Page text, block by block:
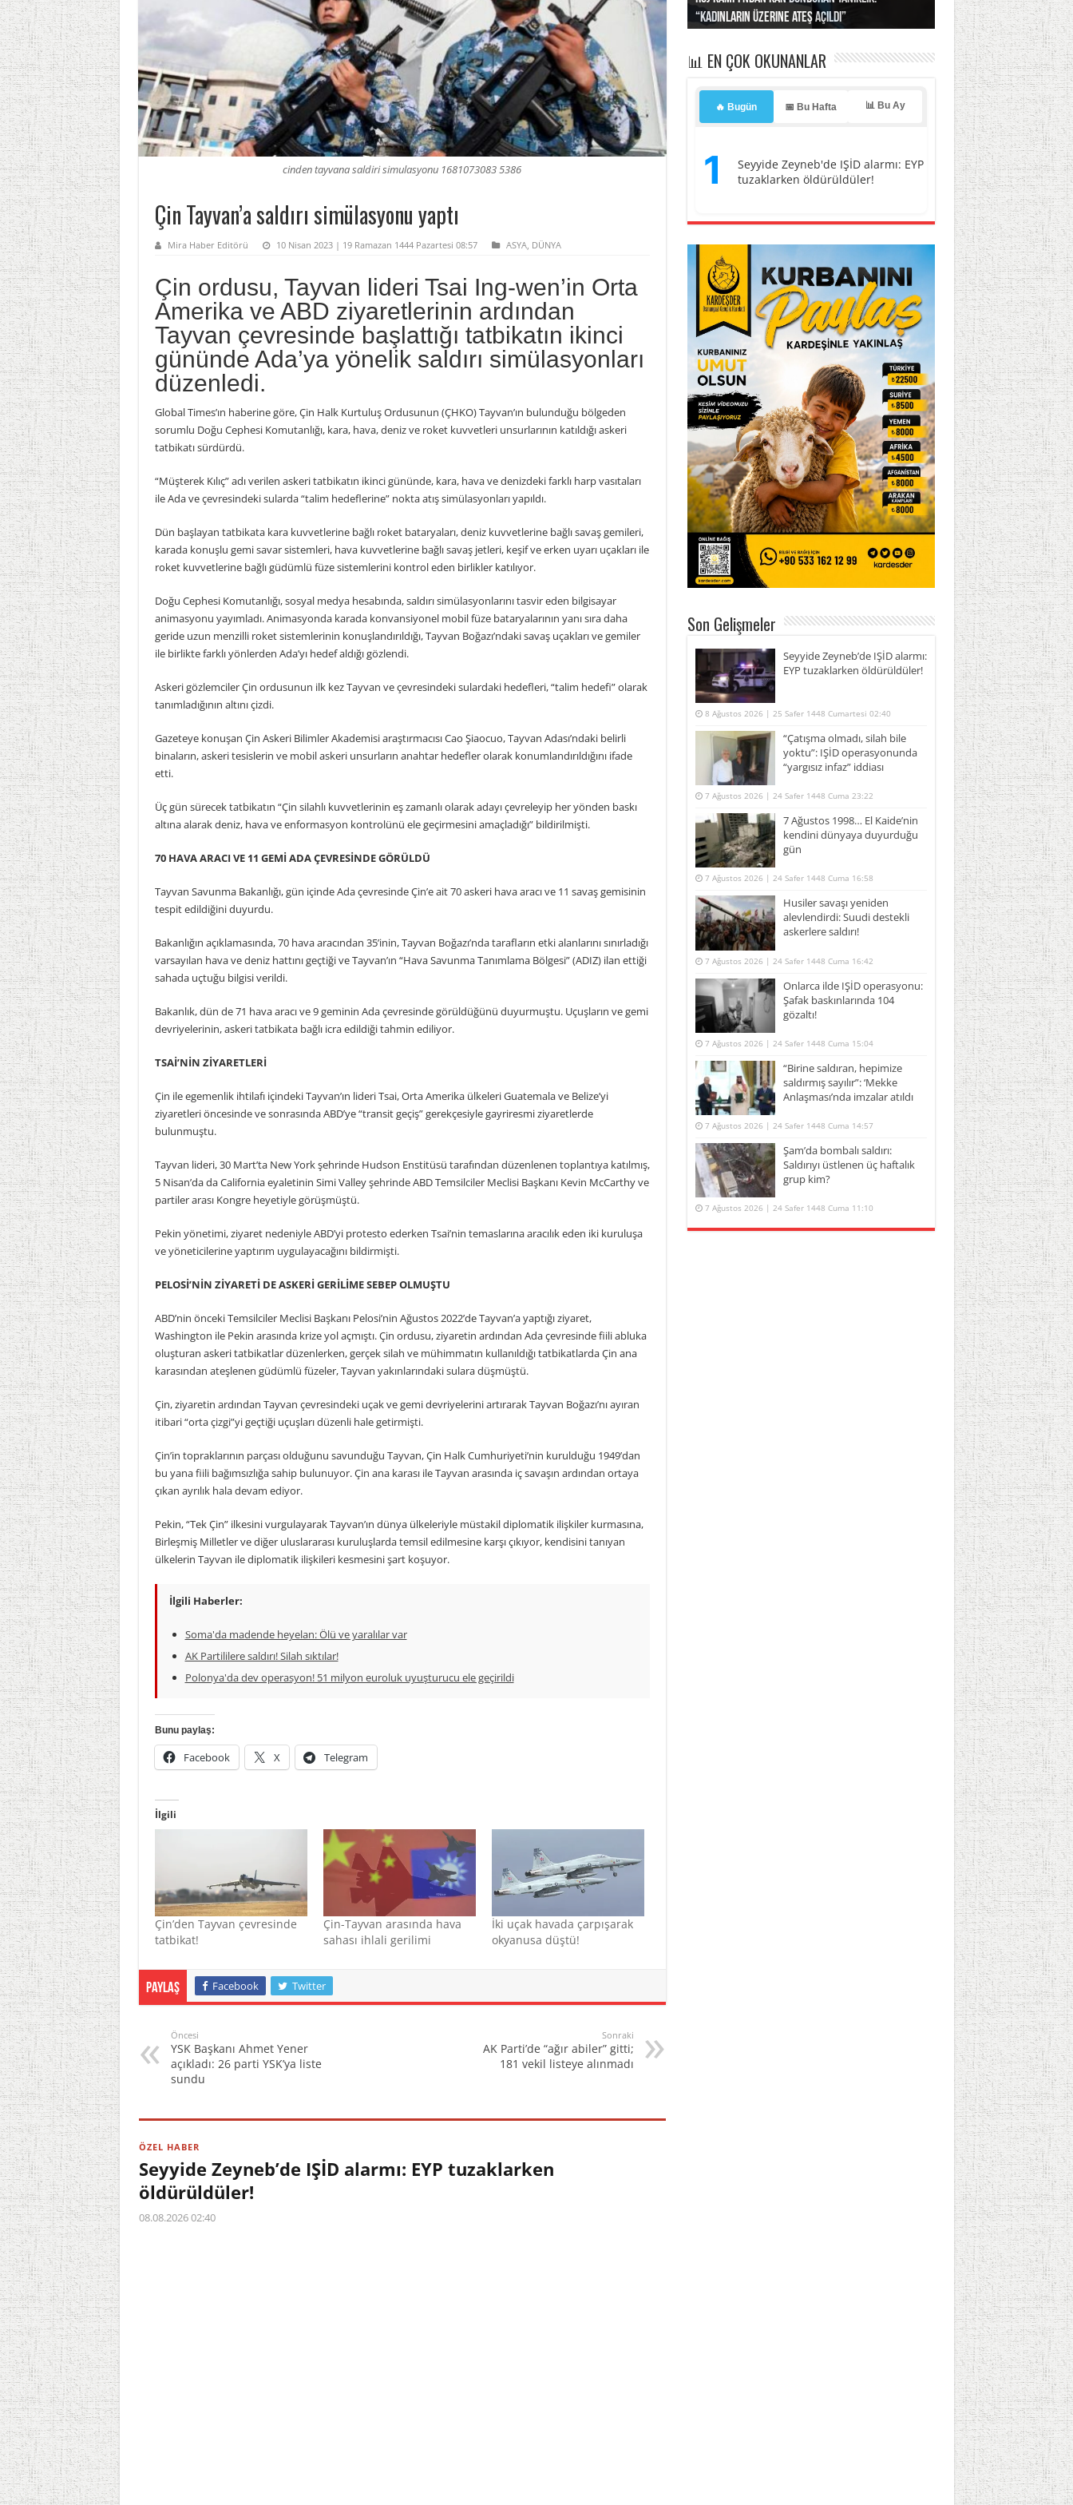
cinden tayvana saldiri simulasyonu 1681073083 5386
Çin Tayvan’a saldırı simülasyonu yaptı
Mira Haber Editörü 10 Nisan 2023 | 19 Ramazan 1444 Pazartesi 08:57 ASYA, DÜNYA
Çin ordusu, Tayvan lideri Tsai Ing-wen’in Orta
Amerika ve ABD ziyaretlerinin ardından
Tayvan çevresinde başlattığı tatbikatın ikinci
gününde Ada’ya yönelik saldırı simülasyonları
düzenledi.
Global Times’ın haberine göre, Çin Halk Kurtuluş Ordusunun (ÇHKO) Tayvan’ın bulunduğu bölgeden
sorumlu Doğu Cephesi Komutanlığı, kara, hava, deniz ve roket kuvvetleri unsurlarının katıldığı askeri
tatbikatı sürdürdü.
“Müşterek Kılıç” adı verilen askeri tatbikatın ikinci gününde, kara, hava ve denizdeki farklı harp vasıtaları
ile Ada ve çevresindeki sularda “talim hedeflerine” nokta atış simülasyonları yapıldı.
Dün başlayan tatbikata kara kuvvetlerine bağlı roket bataryaları, deniz kuvvetlerine bağlı savaş gemileri,
karada konuşlu gemi savar sistemleri, hava kuvvetlerine bağlı savaş jetleri, keşif ve erken uyarı uçakları ile
roket kuvvetlerine bağlı güdümlü füze sistemlerini kontrol eden birlikler katılıyor.
Doğu Cephesi Komutanlığı, sosyal medya hesabında, saldırı simülasyonlarını tasvir eden bilgisayar
animasyonu yayımladı. Animasyonda karada konvansiyonel mobil füze bataryalarının yanı sıra daha
geride uzun menzilli roket sistemlerinin konuşlandırıldığı, Tayvan Boğazı’ndaki savaş uçakları ve gemiler
ile birlikte farklı yönlerden Ada’yı hedef aldığı gözlendi.
Askeri gözlemciler Çin ordusunun ilk kez Tayvan ve çevresindeki sulardaki hedefleri, “talim hedefi” olarak
tanımladığının altını çizdi.
Gazeteye konuşan Çin Askeri Bilimler Akademisi araştırmacısı Cao Şiaocuo, Tayvan Adası’ndaki belirli
binaların, askeri tesislerin ve mobil askeri unsurların anahtar hedefler olarak konumlandırıldığını ifade
etti.
Üç gün sürecek tatbikatın “Çin silahlı kuvvetlerinin eş zamanlı olarak adayı çevreleyip her yönden baskı
altına alarak deniz, hava ve enformasyon kontrolünü ele geçirmesini amaçladığı” bildirilmişti.
70 HAVA ARACI VE 11 GEMİ ADA ÇEVRESİNDE GÖRÜLDÜ
Tayvan Savunma Bakanlığı, gün içinde Ada çevresinde Çin’e ait 70 askeri hava aracı ve 11 savaş gemisinin
tespit edildiğini duyurdu.
Bakanlığın açıklamasında, 70 hava aracından 35’inin, Tayvan Boğazı’nda tarafların etki alanlarını sınırladığı
varsayılan hava ve deniz hattını geçtiği ve Tayvan’ın “Hava Savunma Tanımlama Bölgesi” (ADIZ) ilan ettiği
sahada uçtuğu bilgisi verildi.
Bakanlık, dün de 71 hava aracı ve 9 geminin Ada çevresinde görüldüğünü duyurmuştu. Uçuşların ve gemi
devriyelerinin, askeri tatbikata bağlı icra edildiği tahmin ediliyor.
TSAİ’NİN ZİYARETLERİ
Çin ile egemenlik ihtilafı içindeki Tayvan’ın lideri Tsai, Orta Amerika ülkeleri Guatemala ve Belize’yi
ziyaretleri öncesinde ve sonrasında ABD’ye “transit geçiş” gerekçesiyle gayriresmi ziyaretlerde
bulunmuştu.
Tayvan lideri, 30 Mart’ta New York şehrinde Hudson Enstitüsü tarafından düzenlenen toplantıya katılmış,
5 Nisan’da da California eyaletinin Simi Valley şehrinde ABD Temsilciler Meclisi Başkanı Kevin McCarthy ve
partiler arası Kongre heyetiyle görüşmüştü.
Pekin yönetimi, ziyaret nedeniyle ABD’yi protesto ederken Tsai’nin temaslarına aracılık eden iki kuruluşa
ve yöneticilerine yaptırım uygulayacağını bildirmişti.
PELOSİ’NİN ZİYARETİ DE ASKERİ GERİLİME SEBEP OLMUŞTU
ABD’nin önceki Temsilciler Meclisi Başkanı Pelosi’nin Ağustos 2022’de Tayvan’a yaptığı ziyaret,
Washington ile Pekin arasında krize yol açmıştı. Çin ordusu, ziyaretin ardından Ada çevresinde fiili abluka
oluşturan askeri tatbikatlar düzenlerken, gerçek silah ve mühimmatın kullanıldığı tatbikatlarda Çin ana
karasından ateşlenen güdümlü füzeler, Tayvan yakınlarındaki sulara düşmüştü.
Çin, ziyaretin ardından Tayvan çevresindeki uçak ve gemi devriyelerini artırarak Tayvan Boğazı’nı ayıran
itibari “orta çizgi”yi geçtiği uçuşları düzenli hale getirmişti.
Çin’in topraklarının parçası olduğunu savunduğu Tayvan, Çin Halk Cumhuriyeti’nin kurulduğu 1949’dan
bu yana fiili bağımsızlığa sahip bulunuyor. Çin ana karası ile Tayvan arasında iç savaşın ardından ortaya
çıkan ayrılık hala devam ediyor.
Pekin, “Tek Çin” ilkesini vurgulayarak Tayvan’ın dünya ülkeleriyle müstakil diplomatik ilişkiler kurmasına,
Birleşmiş Milletler ve diğer uluslararası kuruluşlarda temsil edilmesine karşı çıkıyor, kendisini tanıyan
ülkelerin Tayvan ile diplomatik ilişkileri kesmesini şart koşuyor.
İlgili Haberler:
Soma'da madende heyelan: Ölü ve yaralılar var
AK Partililere saldırı! Silah sıktılar!
Polonya'da dev operasyon! 51 milyon euroluk uyuşturucu ele geçirildi
Bunu paylaş:
Facebook X Telegram
İlgili
Çin’den Tayvan çevresinde
tatbikat!
Çin-Tayvan arasında hava
sahası ihlali gerilimi
İki uçak havada çarpışarak
okyanusa düştü!
Paylaş Facebook Twitter
Öncesi
YSK Başkanı Ahmet Yener
açıkladı: 26 parti YSK’ya liste
sundu
Sonraki
AK Parti’de “ağır abiler” gitti;
181 vekil listeye alınmadı
ÖZEL HABER
Seyyide Zeyneb’de IŞİD alarmı: EYP tuzaklarken
öldürüldüler!
08.08.2026 02:40
“Kadınların üzerine ateş açıldı”
Irak’a misilleme tehdidi!
yaptı… İsrail’in “timsah” planına fren!
kayıtlar başladı
basıldı, kabus yaşatıldı!
📊 EN ÇOK OKUNANLAR
🔥 Bugün 📅 Bu Hafta 📊 Bu Ay
1
Seyyide Zeyneb'de IŞİD alarmı: EYP
tuzaklarken öldürüldüler!
Son Gelişmeler
Seyyide Zeyneb’de IŞİD alarmı:
EYP tuzaklarken öldürüldüler!
8 Ağustos 2026 | 25 Safer 1448 Cumartesi 02:40
“Çatışma olmadı, silah bile
yoktu”: IŞİD operasyonunda
“yargısız infaz” iddiası
7 Ağustos 2026 | 24 Safer 1448 Cuma 23:22
7 Ağustos 1998… El Kaide’nin
kendini dünyaya duyurduğu
gün
7 Ağustos 2026 | 24 Safer 1448 Cuma 16:58
Husiler savaşı yeniden
alevlendirdi: Suudi destekli
askerlere saldırı!
7 Ağustos 2026 | 24 Safer 1448 Cuma 16:42
Onlarca ilde IŞİD operasyonu:
Şafak baskınlarında 104
gözaltı!
7 Ağustos 2026 | 24 Safer 1448 Cuma 15:04
“Birine saldıran, hepimize
saldırmış sayılır”: ‘Mekke
Anlaşması’nda imzalar atıldı
7 Ağustos 2026 | 24 Safer 1448 Cuma 14:57
Şam’da bombalı saldırı:
Saldırıyı üstlenen üç haftalık
grup kim?
7 Ağustos 2026 | 24 Safer 1448 Cuma 11:10